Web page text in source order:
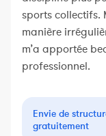
sports collectifs.
manière
m’a apportée
professionnel.
Envie de
gratuitement